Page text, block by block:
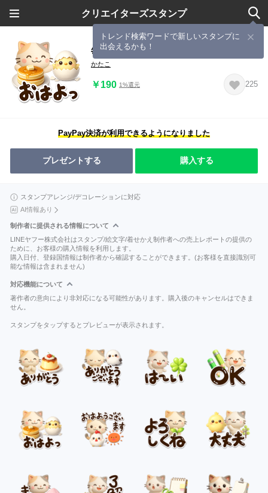
クリエイターズスタンプ
トレンド検索ワードで新しいスタンプに
出会えるかも！
毎日楽しい☆ちびミケ★３D
かたこ
￥190 1%還元 225
PayPay決済が利用できるようになりました
プレゼントする 購入する
スタンプアレンジ/デコレーションに対応
AI情報あり
制作者に提供される情報について
LINEヤフー株式会社はスタンプ/絵文字/着せかえ制作者への売上レポートの提供の
ために、お客様の購入情報を利用します。
購入日付、登録国情報は制作者から確認することができます。(お客様を直接識別可
能な情報は含まれません)
対応機能について
著作者の意向により非対応になる可能性があります。購入後のキャンセルはできま
せん。
スタンプをタップするとプレビューが表示されます。